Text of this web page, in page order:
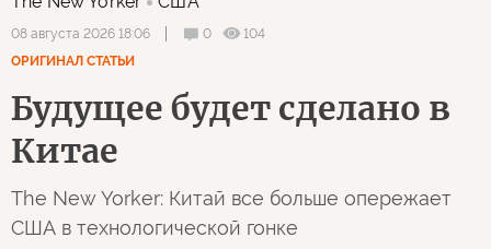
08 августа 2026 18:06 0
104
ОРИГИНАЛ СТАТЬИ
Будущее будет сделано в
Китае
The New Yorker: Китай все больше опережает
США в технологической гонке